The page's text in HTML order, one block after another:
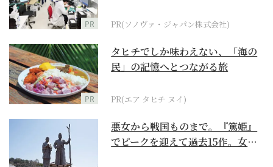
PR PR(ソノヴァ・ジャパン株式会社)
PR
タヒチでしか味わえない、「海の
民」の記憶へとつながる旅
PR(エア タヒチ ヌイ)
悪女から戦国ものまで。『篤姫』
でピークを迎えて過去15作。女性